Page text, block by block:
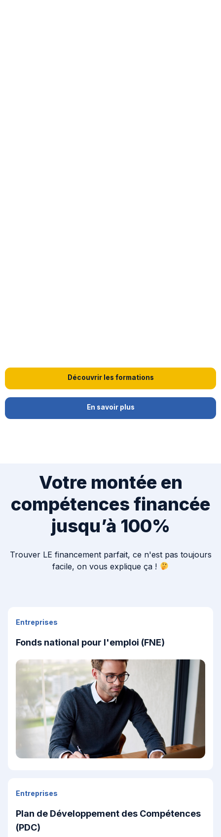
Découvrir les formations
En savoir plus
Votre montée en
compétences financée
jusqu’à 100%
Trouver LE financement parfait, ce n'est pas toujours
facile, on vous explique ça !
Entreprises
Fonds national pour l'emploi (FNE)
Entreprises
Plan de Développement des Compétences
(PDC)